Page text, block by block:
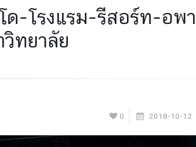
ด-โรงแรม-รีสอร์ท-อพ
ทยาลัย
0 2018-10-12